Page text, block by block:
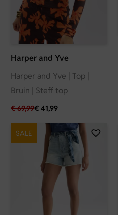
Harper and Yve
Harper and Yve | Top |
Bruin | Steff top
€69,99€ 41,99
SALE